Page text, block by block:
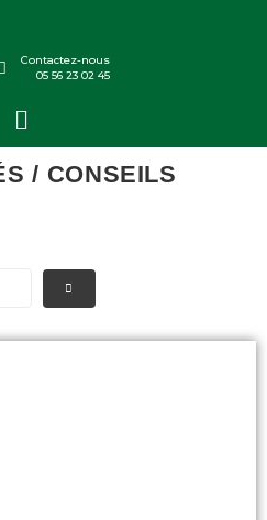
Contactez-nous
05 56 23 02 45
/ CONSEILS